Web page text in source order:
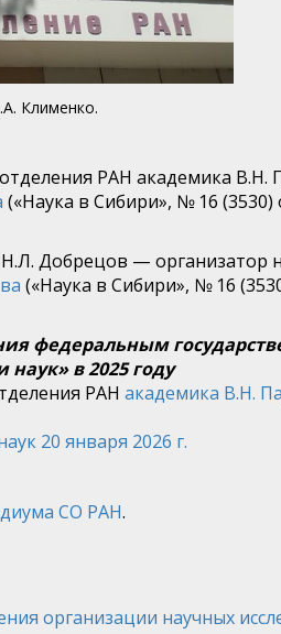
Клименко.
РАН академика В.Н.
(«Наука в Сибири», № 16 (3530)
Н.Л. Добрецов — организатор
(«Наука в Сибири», № 16
федеральным
в 2025 году
РАН академика В.Н.
20 января 2026 г.
СО РАН.
организации научных